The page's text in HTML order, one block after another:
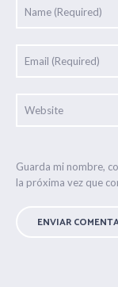
Guarda mi nombre,
la próxima vez que